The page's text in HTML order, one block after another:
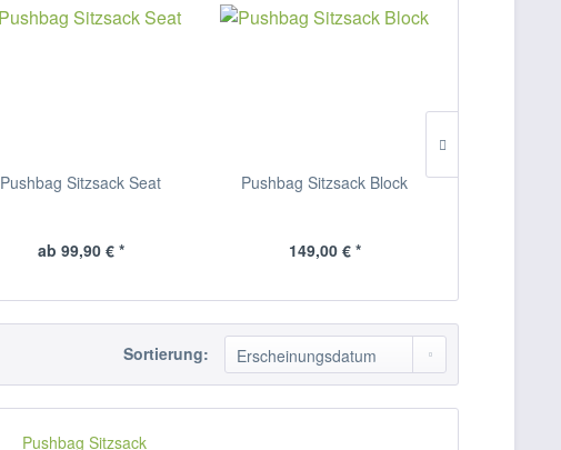
Pushbag Sitzsack Seat
ab 99,90 € *
Pushbag Sitzsack Block
149,00 € *
Sortierung: